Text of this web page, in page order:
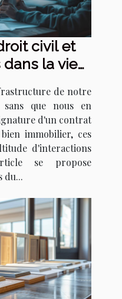
civil et
la vie
de notre
sans que nous en
d'un contrat
immobilier, ces
d'interactions
se propose
du...